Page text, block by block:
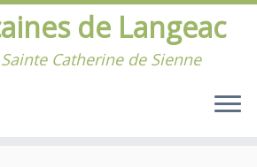
de Langeac
Catherine de Sienne